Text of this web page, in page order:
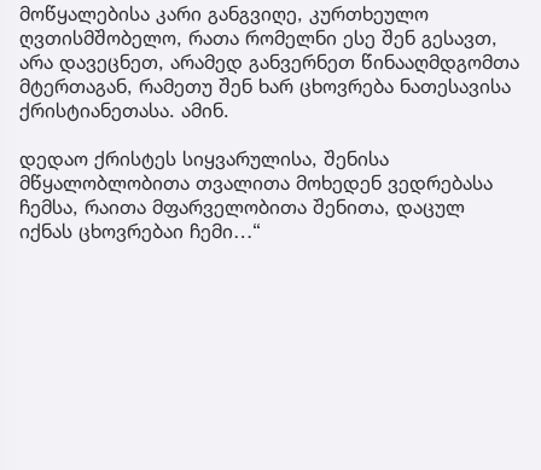
მოწყალებისა კარი განგვიღე, კურთხეულო
ღვთისმშობელო, რათა რომელნი ესე შენ გესავთ,
არა დავეცნეთ, არამედ განვერნეთ წინააღმდგომთა
მტერთაგან, რამეთუ შენ ხარ ცხოვრება ნათესავისა
ქრისტიანეთასა. ამინ.
დედაო ქრისტეს სიყვარულისა, შენისა
მწყალობლობითა თვალითა მოხედენ ვედრებასა
ჩემსა, რაითა მფარველობითა შენითა, დაცულ
იქნას ცხოვრებაი ჩემი…“